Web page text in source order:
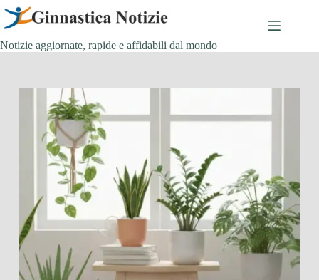
Salta
contenuto
Notizie aggiornate, rapide e affidabili dal mondo